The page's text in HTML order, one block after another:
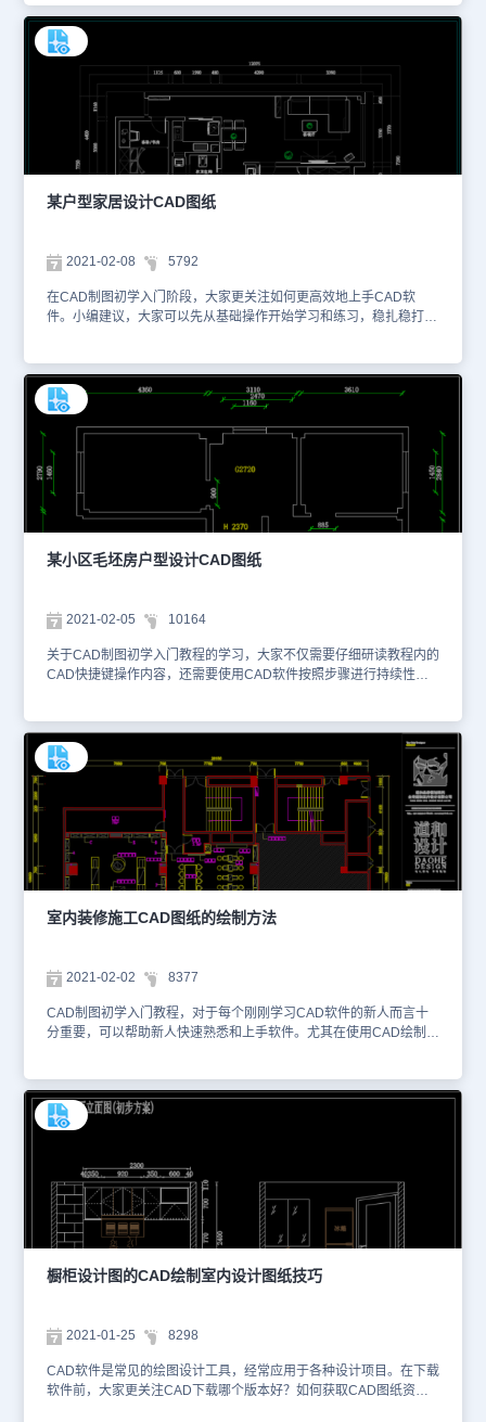
使用正版CAD软件绘制的房屋室内布置CAD图纸，其内容包括房屋
建筑室内的平面布置图以及各种设备布置图等，以下为大家截取了一
些图纸的预览图。该房屋室内布置CAD图纸不仅绘制了墙体、柱子、
门窗等建筑结构，还针对已有的室内空间进行了装潢设计，使用CAD
图块来表示不同的室内家居用品。该房屋室内布置CAD图纸格式为
DWG格式，大家可以使用CAD看图王网页版或者浩辰CAD官网进行
在线查看。本图纸作为学习资料参考，请勿用于商业用途。
某户型家居设计CAD图纸
2021-02-08 5792
在CAD制图初学入门阶段，大家更关注如何更高效地上手CAD软
件。小编建议，大家可以先从基础操作开始学习和练习，稳扎稳打，
大家截取了一些图纸的预览图。该户型家居设计CAD图纸主要包含了
室内设计的平面布置图、家具尺寸图、地面铺贴图以及插座定位图、
天花布置图等内容，便于装潢施工人员快速推进项目施工。 该户型
家居设计CAD图纸的格式为DWG格式，大家可以使用浩辰CAD看图
王网页版或者浩辰CAD官网进行在线查看。本图纸作为学习资料参
考，请勿用于商业用途。
某小区毛坯房户型设计CAD图纸
2021-02-05 10164
关于CAD制图初学入门教程的学习，大家不仅需要仔细研读教程内的
CAD快捷键操作内容，还需要使用CAD软件按照步骤进行持续性操
建图、平面布置图以及插座布置图等，以下为大家截取了一些图纸的
预览图，如下。图1是原始平面图，主要绘制了原有的毛胚房户型设
计，将墙体、柱子、门窗的位置都做了详细的CAD标注，便于设计师
在此基础上进行创新设计。图2是拆改图，针对实际应用需求和装潢
设计需求，对原有的毛胚房的部分墙体进行拆除，从而扩大部分开放
空间区域。设计师使用CAD填充图案，对拆除墙体进行了特别设计。
图3是土建图，针对对原有的毛胚房的部分墙体进行填补，让区域分
割更加合理。设计师使用红色的CAD标注进行文字说明，便于施工人
员识别。大家可以使用国产CAD软件，浩辰CAD或浩辰CAD看图王
查看DWG格式的小区毛坯房户型设计CAD图纸。本图纸作为学习资
料参考，请勿用于商业用途。
室内装修施工CAD图纸的绘制方法
2021-02-02 8377
CAD制图初学入门教程，对于每个刚刚学习CAD软件的新人而言十
分重要，可以帮助新人快速熟悉和上手软件。尤其在使用CAD绘制室
CAD制图软件绘制的室内装修施工CAD图纸，主要包括室内平面布
置图、地面铺设图以及插座布置图等内容，以下为大家截取了一些图
纸的预览图，如下。图1是原始平面图，主要绘制了整个室内空间的
新设计。图2是平面尺寸图，在室内原始CAD结构的基础上，进行
CAD尺寸标注，帮助相关人员进一步明确各结构之间的位置关系与尺
寸参数。图3是平面布置图，设计师根据实际的空间情况与应用需
求，进行装饰设计，并且使用具象化CAD图块来表示各家具、电器的
位置摆放。大家可以使用国产CAD软件，浩辰CAD或浩辰CAD看图
王查看DWG格式的室内装修施工CAD图纸。本图纸作为学习资料参
考，请勿用于商业用途。
橱柜设计图的CAD绘制室内设计图纸技巧
2021-01-25 8298
CAD软件是常见的绘图设计工具，经常应用于各种设计项目。在下载
软件前，大家更关注CAD下载哪个版本好？如何获取CAD图纸资